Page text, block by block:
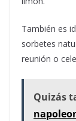
También es
sorbetes
reunión o
Quizás